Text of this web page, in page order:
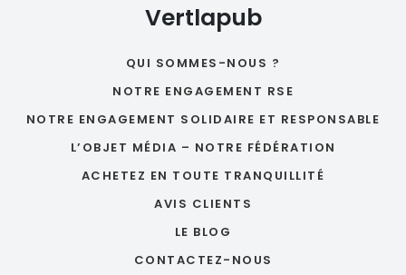
Vertlapub
QUI SOMMES-NOUS ?
NOTRE ENGAGEMENT RSE
NOTRE ENGAGEMENT SOLIDAIRE ET RESPONSABLE
L’OBJET MÉDIA – NOTRE FÉDÉRATION
ACHETEZ EN TOUTE TRANQUILLITÉ
AVIS CLIENTS
LE BLOG
CONTACTEZ-NOUS